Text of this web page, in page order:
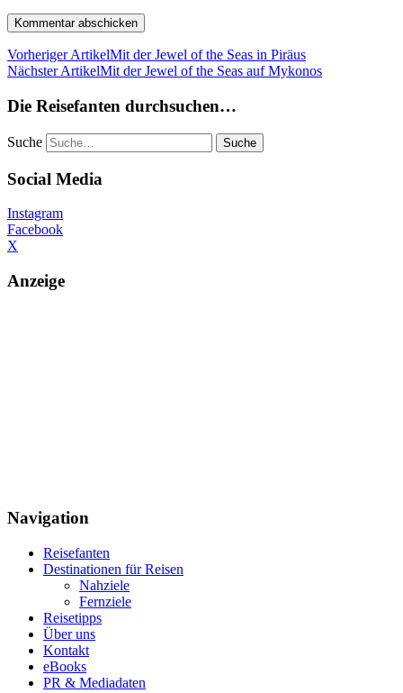
Vorheriger ArtikelMit der Jewel of the Seas in Piräus
Nächster ArtikelMit der Jewel of the Seas auf Mykonos
Die Reisefanten durchsuchen…
Suche
Social Media
Instagram
Facebook
X
Anzeige
Navigation
Reisefanten
Destinationen für Reisen
Nahziele
Fernziele
Reisetipps
Über uns
Kontakt
eBooks
PR & Mediadaten